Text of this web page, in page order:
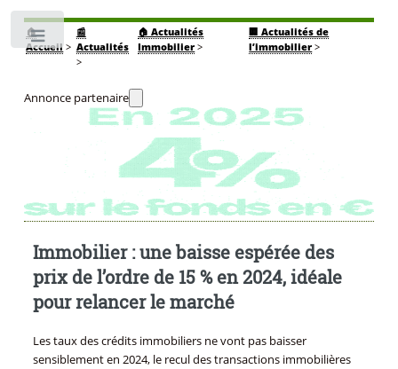
🏠
Accueil>
📰
Actualités
>
🏠 Actualités
Immobilier >
🏢 Actualités de
l’immobilier >
Annonce partenaire
Immobilier : une baisse espérée des
prix de l’ordre de 15 % en 2024, idéale
pour relancer le marché
Les taux des crédits immobiliers ne vont pas baisser
sensiblement en 2024, le recul des transactions immobilières
Toggle